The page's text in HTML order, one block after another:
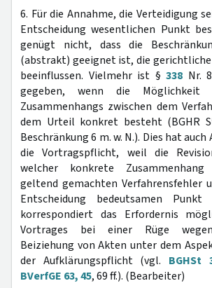
6. Für die Annahme, die Verteidigung
Entscheidung wesentlichen Punkt
genügt nicht, dass die
(abstrakt) geeignet ist, die
beeinflussen. Vielmehr ist §338 Nr.
gegeben, wenn die Möglichkeit
Zusammenhangs zwischen dem
dem Urteil konkret besteht (BGHR
Beschränkung 6 m. w. N.). Dies hat
die Vortragspflicht, weil die
welcher konkrete
geltend gemachten Verfahrensfehler
Entscheidung bedeutsamen
korrespondiert das Erfordernis
Vortrages bei einer Rüge
Beiziehung von Akten unter dem
der Aufklärungspflicht (vgl. BGHSt
BVerfGE 63, 45, 69 ff.). (Bearbeiter)